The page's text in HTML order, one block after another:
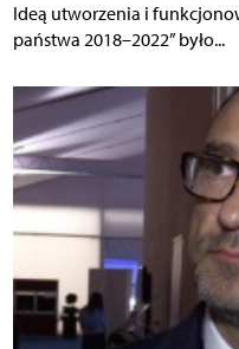
Ideą utworzenia i
państwa 2018–2022” było...